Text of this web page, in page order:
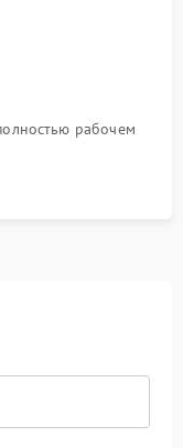
рабочем